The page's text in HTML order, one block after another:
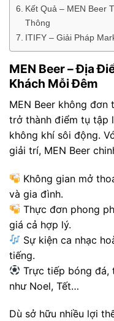
Kết Quả – MEN Beer
Thông
ITIFY – Giải Pháp
MEN Beer – Địa
Khách Mỗi Đêm
MEN Beer không đơn
trở thành điểm tụ tập
không khí sôi động.
giải trí, MEN Beer
Không gian mở
và gia đình.
Thực đơn phong
giá cả hợp lý.
Sự kiện ca nhạc
tiếng.
Trực tiếp bóng đá,
như Noel, Tết…
Dù sở hữu nhiều lợi